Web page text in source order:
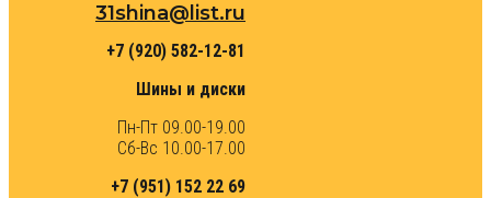
31shina@list.ru
+7 (920) 582-12-81
Шины и диски
Пн-Пт 09.00-19.00
Сб-Вс 10.00-17.00
+7 (951) 152 22 69